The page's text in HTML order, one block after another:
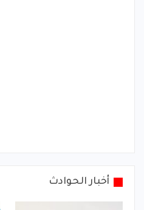
أخبار الحوادث